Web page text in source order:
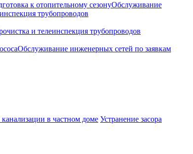
к отопительному сезонуОбслуживание
трубопроводов
и телеинспекция трубопроводов
Обслуживание инженерных сетей по заявкам
в частном доме Устранение засора